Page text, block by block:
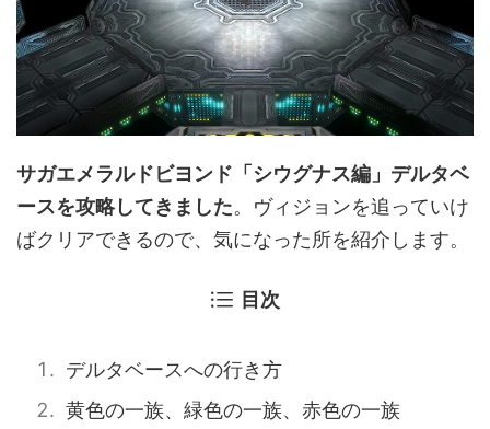
サガエメラルドビヨンド「シウグナス編」デルタベ
ースを攻略してきました。ヴィジョンを追っていけ
ばクリアできるので、気になった所を紹介します。
目次
デルタベースへの行き方
黄色の一族、緑色の一族、赤色の一族